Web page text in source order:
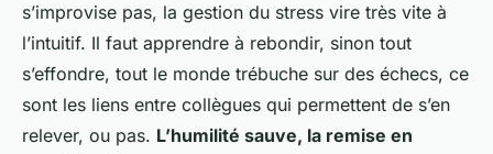
s’improvise pas, la gestion du stress vire très vite à
l’intuitif. Il faut apprendre à rebondir, sinon tout
s’effondre, tout le monde trébuche sur des échecs, ce
sont les liens entre collègues qui permettent de s’en
relever, ou pas. L’humilité sauve, la remise en